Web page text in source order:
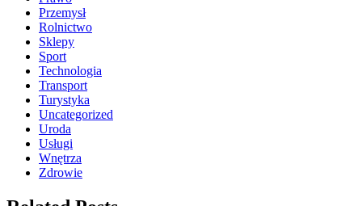
Przemysł
Rolnictwo
Sklepy
Sport
Technologia
Transport
Turystyka
Uncategorized
Uroda
Usługi
Wnętrza
Zdrowie